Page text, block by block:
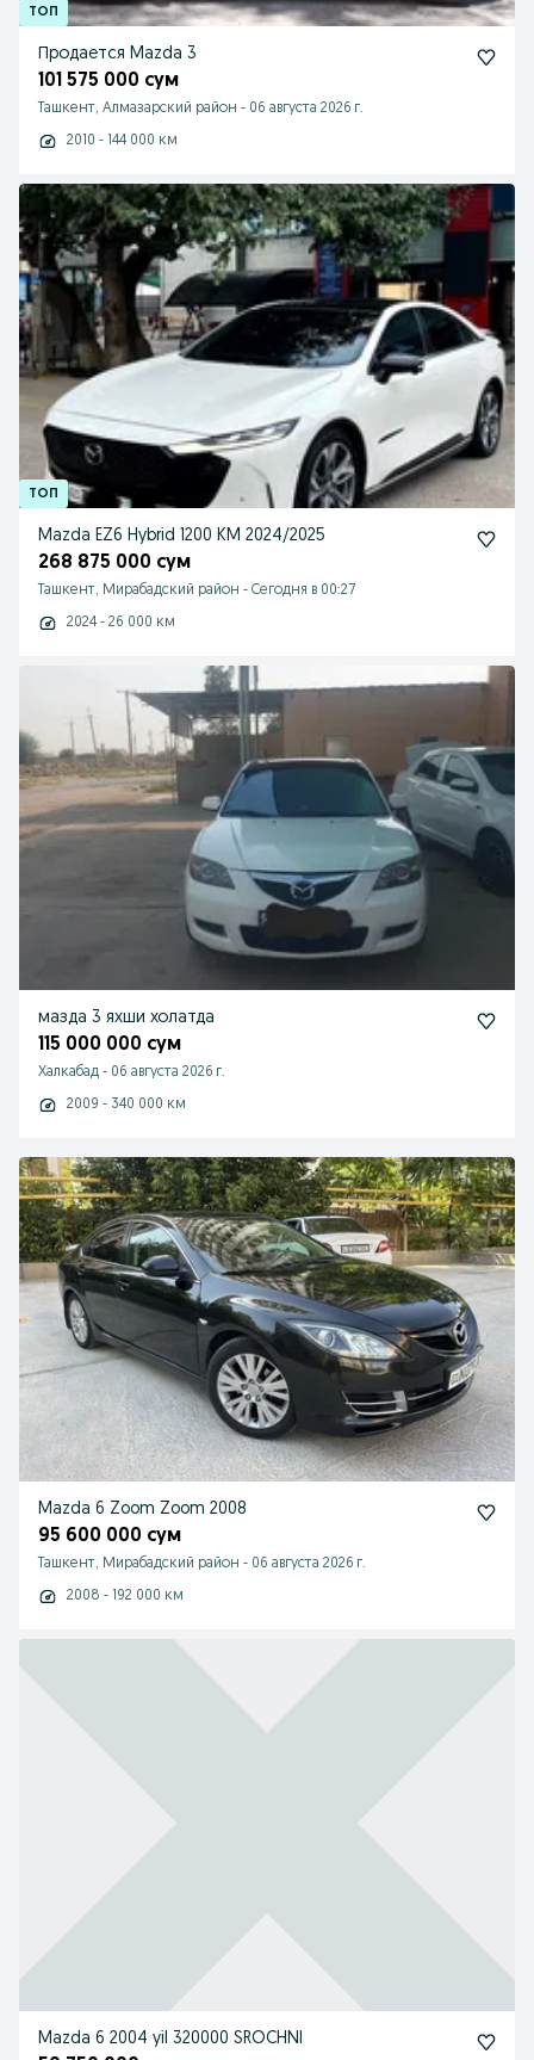
Продается Mazda 3
101 575 000 сум
Ташкент, Алмазарский район - 06 августа 2026 г.
2010 - 144 000 км
Mazda EZ6 Hybrid 1200 KM 2024/2025
268 875 000 сум
Ташкент, Мирабадский район - Сегодня в 00:27
2024 - 26 000 км
мазда 3 яхши холатда
115 000 000 сум
Халкабад - 06 августа 2026 г.
2009 - 340 000 км
Mazda 6 Zoom Zoom 2008
95 600 000 сум
Ташкент, Мирабадский район - 06 августа 2026 г.
2008 - 192 000 км
Mazda 6 2004 yil 320000 SROCHNI